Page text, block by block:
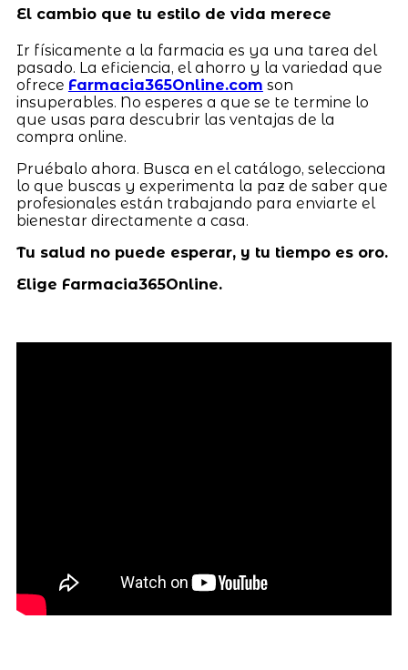
El cambio que tu estilo de vida merece
Ir físicamente a la farmacia es ya una tarea del
pasado. La eficiencia, el ahorro y la variedad que
ofrece Farmacia365Online.com son
insuperables. No esperes a que se te termine lo
que usas para descubrir las ventajas de la
compra online.
Pruébalo ahora. Busca en el catálogo, selecciona
lo que buscas y experimenta la paz de saber que
profesionales están trabajando para enviarte el
bienestar directamente a casa.
Tu salud no puede esperar, y tu tiempo es oro.
Elige Farmacia365Online.